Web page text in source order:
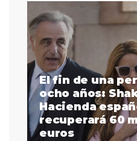
El fin de una
ocho años:
Hacienda
recuperará 60
euros